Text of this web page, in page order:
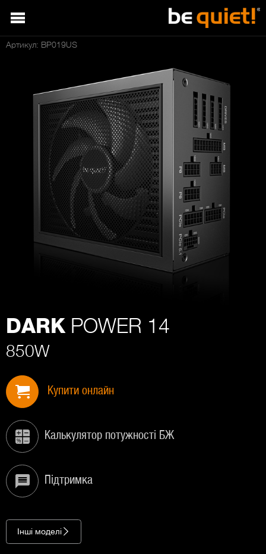
Артикул: BP019US
DARK POWER 14
850W
Купити онлайн
Калькулятор потужності БЖ
Підтримка
Інші моделі